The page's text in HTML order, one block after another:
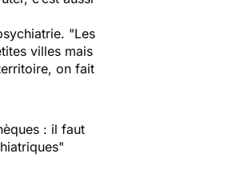
"Les
villes mais
on fait
: il faut
"